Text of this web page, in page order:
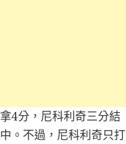
4分，尼科利奇三分結
。不過，尼科利奇只打